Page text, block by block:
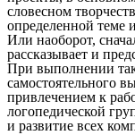
словесном
определенной теме
Или наоборот,
рассказывает и
При выполнении
самостоятельного
привлечением к
логопедической
и развитие всех